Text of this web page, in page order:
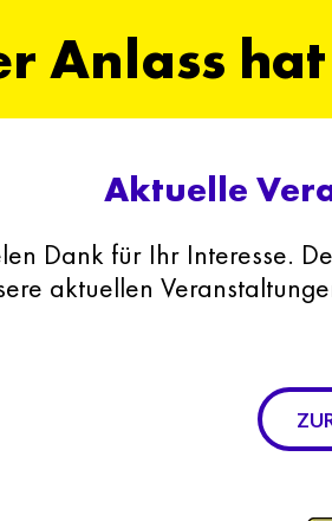
Anlass
Aktuelle
Dank für Ihr Interesse.
aktuellen